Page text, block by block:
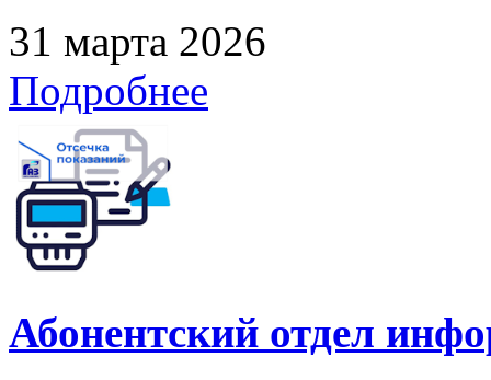
31 марта 2026
Подробнее
Абонентский отдел